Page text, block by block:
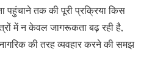
पहुंचाने तक की पूरी प्रक्रिया किस
में न केवल जागरूकता बढ़ रही है,
की तरह व्यवहार करने की समझ